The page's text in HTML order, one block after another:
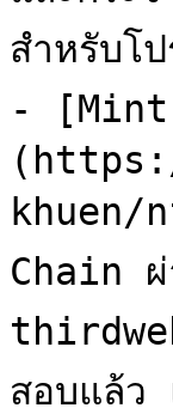
สำหรับ
- [Mint
khuen/
Chain
สอบแล้ว